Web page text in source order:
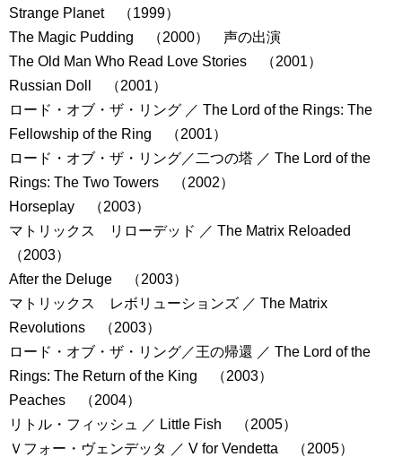
Strange Planet （1999）
The Magic Pudding （2000） 声の出演
The Old Man Who Read Love Stories （2001）
Russian Doll （2001）
ロード・オブ・ザ・リング ／ The Lord of the Rings: The
Fellowship of the Ring （2001）
ロード・オブ・ザ・リング／二つの塔 ／ The Lord of the
Rings: The Two Towers （2002）
Horseplay （2003）
マトリックス リローデッド ／ The Matrix Reloaded
（2003）
After the Deluge （2003）
マトリックス レボリューションズ ／ The Matrix
Revolutions （2003）
ロード・オブ・ザ・リング／王の帰還 ／ The Lord of the
Rings: The Return of the King （2003）
Peaches （2004）
リトル・フィッシュ ／ Little Fish （2005）
Ｖフォー・ヴェンデッタ ／ V for Vendetta （2005）